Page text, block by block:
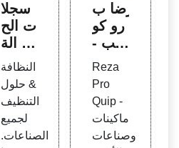
سجلا
ت الح
الة |
Reza
Hygi
ene -
شريك
ك في
النظافة
& حلول
التنظيف
لجميع
الصناعات.
رضا ب
رو كو
يب -
ماكينا
ت و
صناعا
ت غذ
ائية ال
Reza
Pro
Quip -
ماكينات
وصناعات